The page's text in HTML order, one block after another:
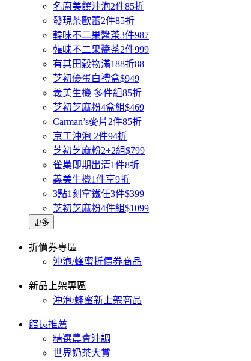
名廚美饌沖泡2件85折
發現茶歐蕾2件85折
韓味不二果醬茶3件987
韓味不二果醬茶2件999
有其田穀物滿188折88
芝初優蛋白禮盒$949
義美生機 多件組85折
芝初芝麻粉4盒組$469
Carman’s麥片2件85折
京工沖泡 2件94折
芝初芝麻粉2+2組$799
雀巢即期出清1件8折
義美生機1件享9折
3點1刻拿鐵任3件$399
芝初芝麻粉4件組$1099
更多
折價券專區
沖泡/蜂蜜折價券商品
新品上架專區
沖泡/蜂蜜新上架商品
館長推薦
精選農會沖調
世界奶茶大賞